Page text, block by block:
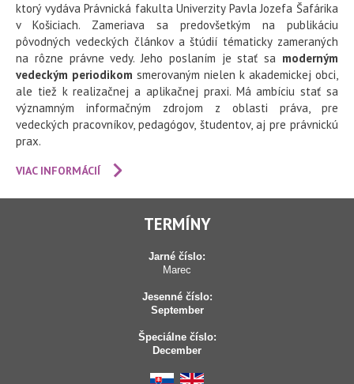
ktorý vydáva Právnická fakulta Univerzity Pavla Jozefa Šafárika
v Košiciach. Zameriava sa predovšetkým na publikáciu
pôvodných vedeckých článkov a štúdií tématicky zameraných
na rôzne právne vedy. Jeho poslaním je stať sa moderným
vedeckým periodikom smerovaným nielen k akademickej obci,
ale tiež k realizačnej a aplikačnej praxi. Má ambíciu stať sa
významným informačným zdrojom z oblasti práva, pre
vedeckých pracovníkov, pedagógov, študentov, aj pre právnickú
prax.
VIAC INFORMÁCIÍ
TERMÍNY
Jarné číslo:
Marec
Jesenné číslo:
September
Špeciálne číslo:
December